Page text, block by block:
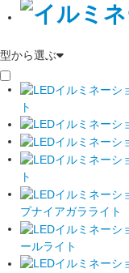
型から選ぶ
ト
ト
プナイアガラライト
ールライト